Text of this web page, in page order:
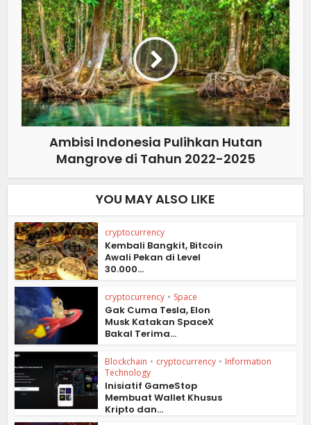
Ambisi Indonesia Pulihkan Hutan
Mangrove di Tahun 2022-2025
YOU MAY ALSO LIKE
cryptocurrency
Kembali Bangkit, Bitcoin
Awali Pekan di Level
30.000...
cryptocurrency • Space
Gak Cuma Tesla, Elon
Musk Katakan SpaceX
Bakal Terima...
Blockchain • cryptocurrency • Information
Technology
Inisiatif GameStop
Membuat Wallet Khusus
Kripto dan...